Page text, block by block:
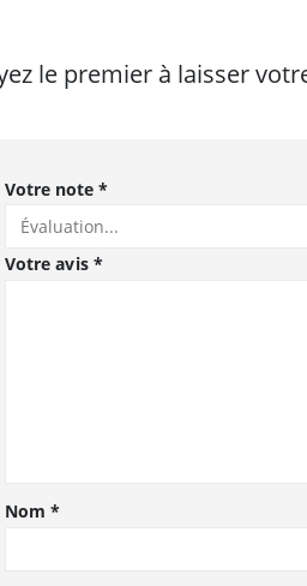
le premier à laisser
Votre note *
Votre avis *
Nom*